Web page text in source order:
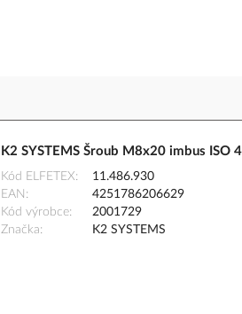
K2 SYSTEMS Šroub M8x20 imbus ISO
Kód ELFETEX
11.486.930
EAN
4251786206629
Kód výrobce
2001729
Značka
K2 SYSTEMS